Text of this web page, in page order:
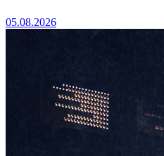
05.08.2026